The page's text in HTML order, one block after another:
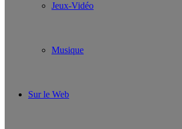
Jeux-Vidéo
Musique
Sur le Web